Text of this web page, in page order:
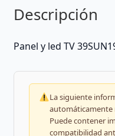
Descripción
Panel y led TV
La siguiente
automáticamente
Puede contener
compatibilidad